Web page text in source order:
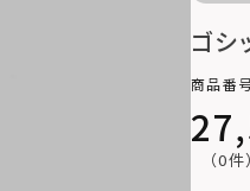
ゴシ
商品番
（0件）